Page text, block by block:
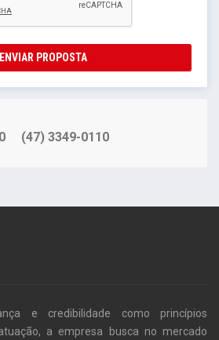
ENVIAR PROPOSTA
(47) 3349-0110
e credibilidade como princípios
a empresa busca no mercado